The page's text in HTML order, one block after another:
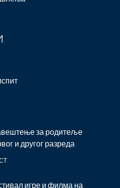
за родитеље
и другог разреда
игре и филма на